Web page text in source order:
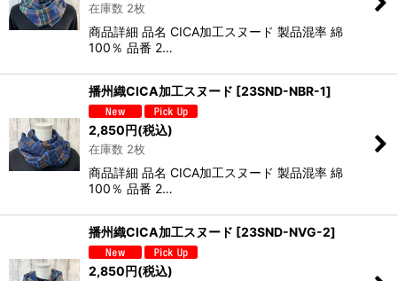
在庫数 2枚
商品詳細 品名 CICA加工スヌード 製品混率 綿
100％ 品番 2…
播州織CICA加工スヌード [23SND-NBR-1]
2,850円(税込)
在庫数 2枚
商品詳細 品名 CICA加工スヌード 製品混率 綿
100％ 品番 2…
播州織CICA加工スヌード [23SND-NVG-2]
2,850円(税込)